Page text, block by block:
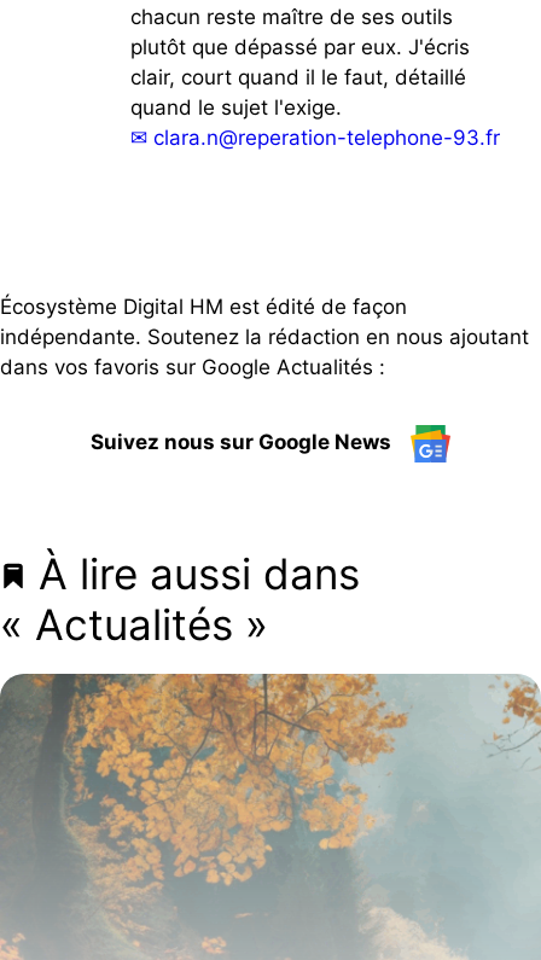
chacun reste maître de ses outils
plutôt que dépassé par eux. J'écris
clair, court quand il le faut, détaillé
quand le sujet l'exige.
✉ clara.n@reperation-telephone-93.fr
Écosystème Digital HM est édité de façon
indépendante. Soutenez la rédaction en nous ajoutant
dans vos favoris sur Google Actualités :
Suivez nous sur Google News
À lire aussi dans
« Actualités »